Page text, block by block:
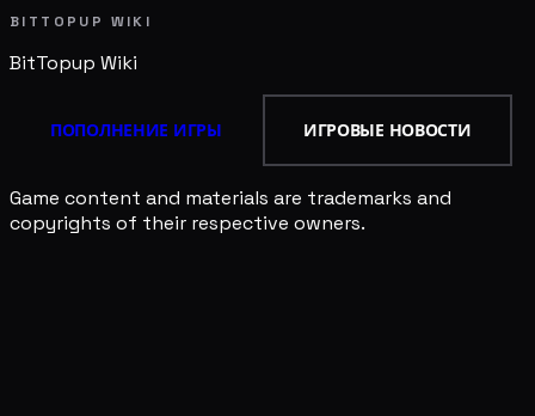
BITTOPUP WIKI
BitTopup Wiki
ПОПОЛНЕНИЕ ИГРЫ ИГРОВЫЕ НОВОСТИ
Game content and materials are trademarks and
copyrights of their respective owners.